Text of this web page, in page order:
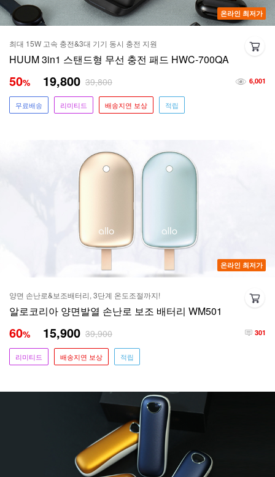
온라인 최저가
최대 15W 고속 충전&3대 기기 동시 충전 지원
HUUM 3in1 스탠드형 무선 충전 패드 HWC-700QA
6,001
50% 19,800 39,800
무료배송 리미티드 배송지연 보상 적립
온라인 최저가
양면 손난로&보조배터리, 3단계 온도조절까지!
알로코리아 양면발열 손난로 보조 배터리 WM501
301
60% 15,900 39,900
리미티드 배송지연 보상 적립